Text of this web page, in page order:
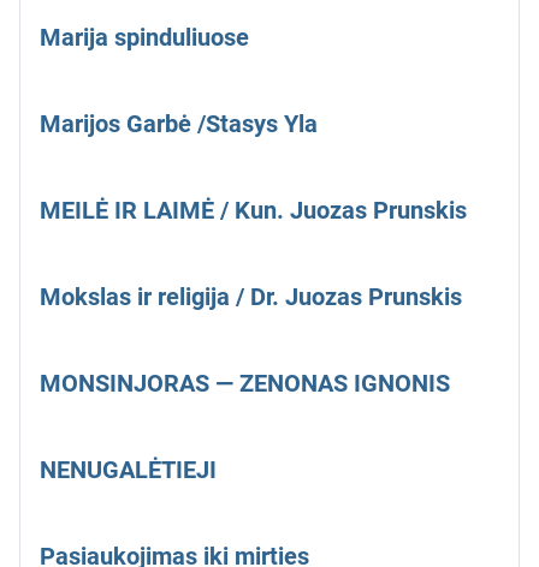
Marija spinduliuose
Marijos Garbė /Stasys Yla
MEILĖ IR LAIMĖ / Kun. Juozas Prunskis
Mokslas ir religija / Dr. Juozas Prunskis
MONSINJORAS — ZENONAS IGNONIS
NENUGALĖTIEJI
Pasiaukojimas iki mirties